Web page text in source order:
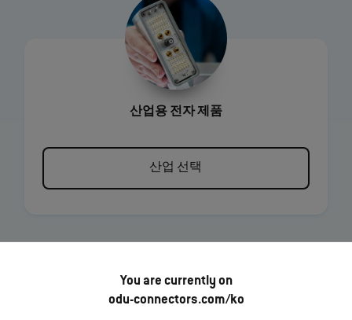
You are currently on
odu-connectors.com/ko
산업용 전자 제품
산업 선택